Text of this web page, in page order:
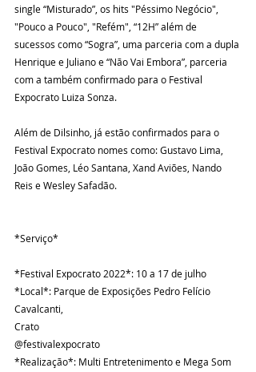
single “Misturado”, os hits "Péssimo Negócio",
"Pouco a Pouco", "Refém", “12H” além de
sucessos como “Sogra”, uma parceria com a dupla
Henrique e Juliano e “Não Vai Embora”, parceria
com a também confirmado para o Festival
Expocrato Luiza Sonza.
Além de Dilsinho, já estão confirmados para o
Festival Expocrato nomes como: Gustavo Lima,
João Gomes, Léo Santana, Xand Aviões, Nando
Reis e Wesley Safadão.
*Serviço*
*Festival Expocrato 2022*: 10 a 17 de julho
*Local*: Parque de Exposições Pedro Felício
Cavalcanti,
Crato
@festivalexpocrato
*Realização*: Multi Entretenimento e Mega Som